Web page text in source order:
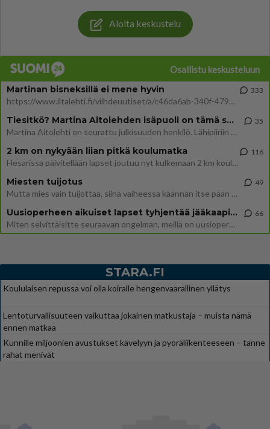
Aloita keskustelu
Osallistu keskusteluun
Martinan bisneksillä ei mene hyvin
https://www.iltalehti.fi/viihdeuutiset/a/c46da6ab-340f-4790-aaa7-0865eed2336 Yrityksen konkurssihakemus on tullut kärä
333
Tiesitkö? Martina Aitolehden isäpuoli on tämä suosittu laulaja
Martina Aitolehti on seurattu julkisuuden henkilö. Lähipiiriin mahtuu muitakin tunnettuja henkilöitä. Tiesitkö, että Ma
35
2 km on nykyään liian pitkä koulumatka
Hesarissa päivitellään lapset joutuu nyt kulkemaan 2 km kouluun jösses. Ruostefillarilla tuo matka menee vaikka miten äk
116
Miesten tuijotus
Mutta mies vain tuijottaa, siinä vaiheessa käännän itse pään pois. Mikä juttu? Yleensä jos joku tuijottaa tai katsoo, hä
49
Uusioperheen aikuiset lapset tyhjentää jääkaapin käydessään
Miten selvittäisitte seuraavan ongelman, meillä on uusioperhe, minulla teini-ikäiset lapset ja puolisolla aikuiset, jotk
66
STARA.FI
Koululaisen repussa voi olla koiralle hengenvaarallinen yllätys
Lentoturvallisuuteen vaikuttaa jokainen matkustaja – muista nämä
ennen matkaa
Kunnille miljoonien avustukset kävelyyn ja pyöräliikenteeseen – tänne
rahat menivät